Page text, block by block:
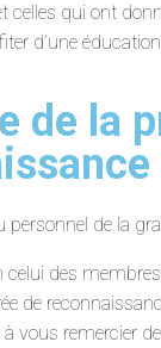
celles qui ont
d’une
de la
de la
des
de
vous remercier